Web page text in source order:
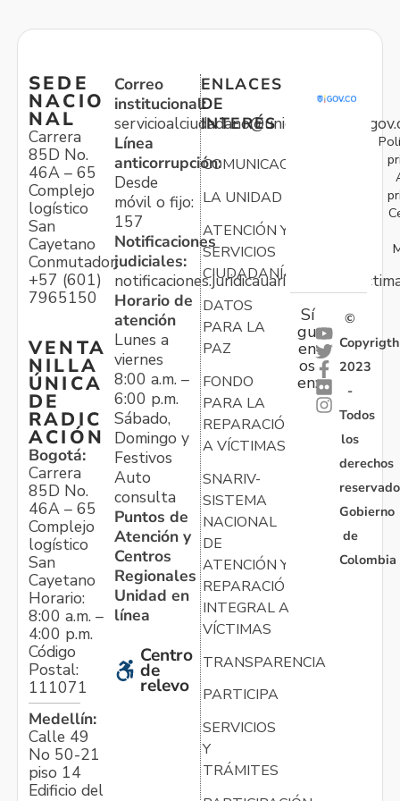
SEDE
NACIO
NAL
Carrera
85D No.
46A – 65
Complejo
logístico
San
Cayetano
Conmutador:
+57 (601)
7965150
VENTA
NILLA
ÚNICA
DE
RADIC
ACIÓN
Bogotá:
Carrera
85D No.
46A – 65
Complejo
logístico
San
Cayetano
Horario:
8:00 a.m. –
4:00 p.m.
Código
Postal:
111071
Medellín:
Calle 49
No 50-21
piso 14
Edificio del
Correo
institucional:
Línea
anticorrupción:
Desde
móvil o fijo:
157
Notificaciones
judiciales:
Horario de
atención
Lunes a
viernes
8:00 a.m. –
6:00 p.m.
Sábado,
Domingo y
Festivos
Auto
consulta
Puntos de
Atención y
Centros
Regionales
Unidad en
línea
Centro
de
relevo
ENLACES
DE
INTERÉS
COMUNICACIONES
LA UNIDAD
ATENCIÓN Y
SERVICIOS
CIUDADANÍA
DATOS
PARA LA
PAZ
FONDO
PARA LA
REPARACIÓN
A VÍCTIMAS
SNARIV-
SISTEMA
NACIONAL
DE
ATENCIÓN Y
REPARACIÓN
INTEGRAL A
VÍCTIMAS
TRANSPARENCIA
PARTICIPA
SERVICIOS
Y
TRÁMITES
Sí
gu
en
os
en:
©
Copyrigth
2023
-
Todos
los
derechos
Gobierno
de
Colombia